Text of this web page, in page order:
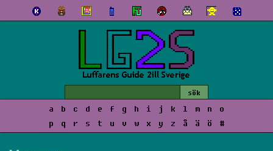
a b c d e f g h i j k l m n
o
p
q r s t u v w x y z å ä ö #